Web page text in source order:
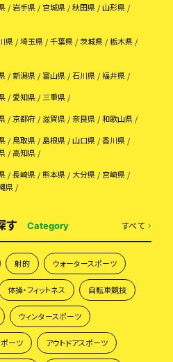
岩手県 宮城県 秋田県
山形県
県 埼玉県 千葉県 茨城県
栃木県
新潟県 富山県 石川県
福井県
愛知県
三重県
京都府 滋賀県 奈良県
和歌山県
鳥取県 島根県 山口県
香川県
高知県
長崎県 熊本県 大分県
宮崎県
県
す Category すべて
射的 ウォータースポーツ
体操・フィットネス 自転車競技
ウィンタースポーツ
ポーツ アウトドアスポーツ